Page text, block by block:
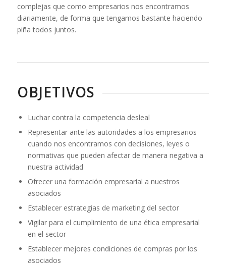
complejas que como empresarios nos encontramos
diariamente, de forma que tengamos bastante haciendo
piña todos juntos.
OBJETIVOS
Luchar contra la competencia desleal
Representar ante las autoridades a los empresarios
cuando nos encontramos con decisiones, leyes o
normativas que pueden afectar de manera negativa a
nuestra actividad
Ofrecer una formación empresarial a nuestros
asociados
Establecer estrategias de marketing del sector
Vigilar para el cumplimiento de una ética empresarial
en el sector
Establecer mejores condiciones de compras por los
asociados